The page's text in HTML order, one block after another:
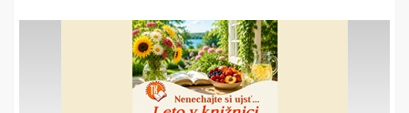
literatúry pre deti (Junior, Ul.A. Sládkoviča 2, prízemie).
Každý týždeň nová zaujímavá téma, výzva a skvelé knižné
odporúčania. Tu si môže stiahnuť Malú knižku o zmrzline.
Tešíme sa na Vás!